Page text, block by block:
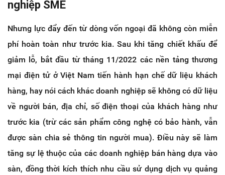
nghiệp SME
Nhưng lực đẩy đến từ dòng vốn ngoại đã không còn miễn
phí hoàn toàn như trước kia. Sau khi tăng chiết khấu để
giảm lỗ, bắt đầu từ tháng 11/2022 các nền tảng thương
mại điện tử ở Việt Nam tiến hành hạn chế dữ liệu khách
hàng, hay nói cách khác doanh nghiệp sẽ không có dữ liệu
về người bán, địa chỉ, số điện thoại của khách hàng như
trước kia (trừ các sản phẩm công nghệ có bảo hành, vẫn
được sàn chia sẻ thông tin người mua). Điều này sẽ làm
tăng sự lệ thuộc của các doanh nghiệp bán hàng dựa vào
sàn, đồng thời kích thích nhu cầu sử dụng dịch vụ quảng